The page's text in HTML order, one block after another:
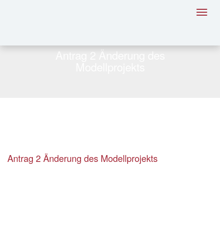
Antrag 2 Änderung des
Antrag 2 Änderung des Modellprojekts